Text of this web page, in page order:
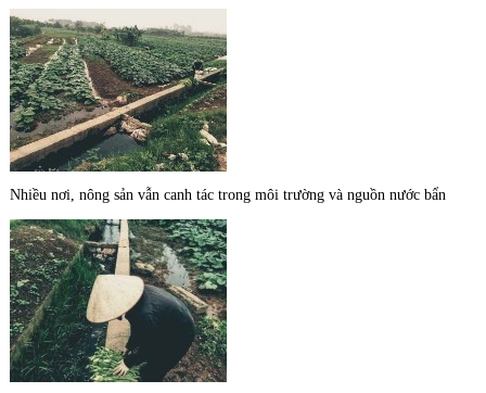
Nhiều nơi, nông sản vẫn canh tác trong môi trường và nguồn nước bẩn